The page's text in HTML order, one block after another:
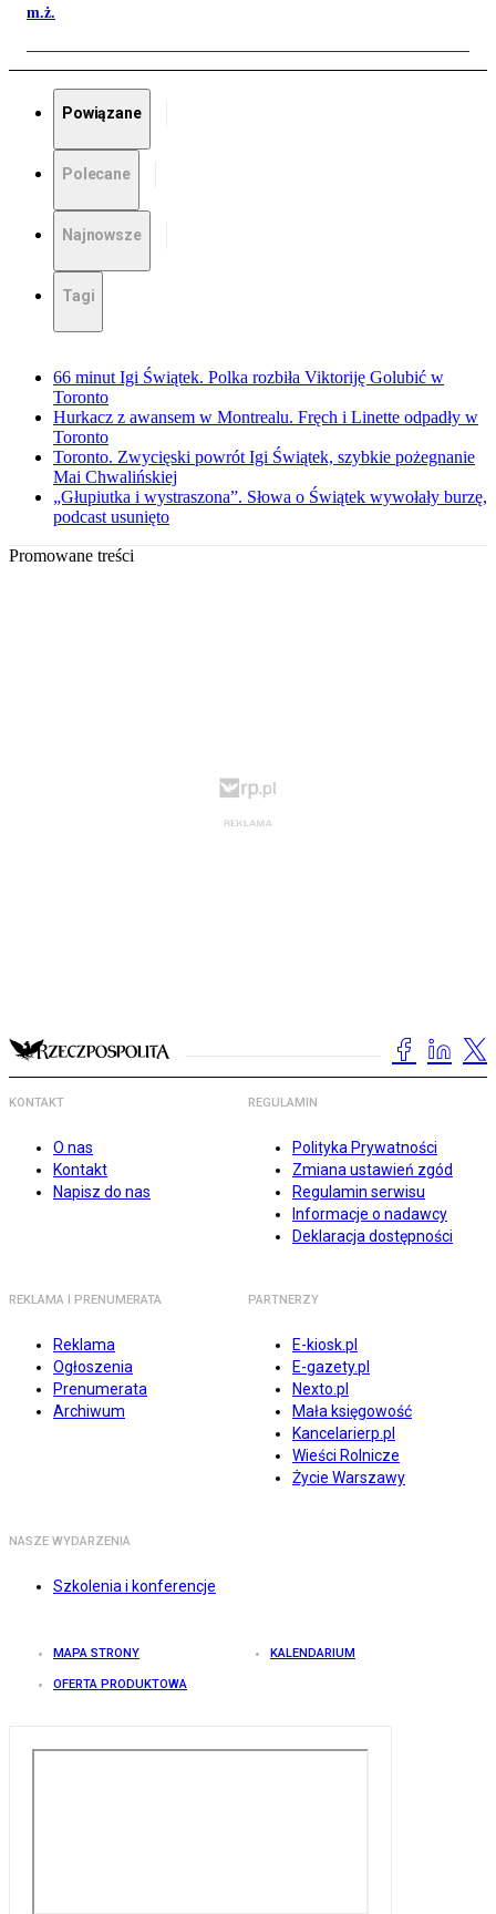
m.ż.
Powiązane
Polecane
Najnowsze
Tagi
66 minut Igi Świątek. Polka rozbiła Viktoriję Golubić w
Toronto
Hurkacz z awansem w Montrealu. Fręch i Linette odpadły w
Toronto
Toronto. Zwycięski powrót Igi Świątek, szybkie pożegnanie
Mai Chwalińskiej
„Głupiutka i wystraszona”. Słowa o Świątek wywołały burzę,
podcast usunięto
Promowane treści
KONTAKT
O nas
Kontakt
Napisz do nas
REGULAMIN
Polityka Prywatności
Zmiana ustawień zgód
Regulamin serwisu
Informacje o nadawcy
Deklaracja dostępności
REKLAMA I PRENUMERATA
Reklama
Ogłoszenia
Prenumerata
Archiwum
PARTNERZY
E-kiosk.pl
E-gazety.pl
Nexto.pl
Mała księgowość
Kancelarierp.pl
Wieści Rolnicze
Życie Warszawy
NASZE WYDARZENIA
Szkolenia i konferencje
MAPA STRONY KALENDARIUM
OFERTA PRODUKTOWA